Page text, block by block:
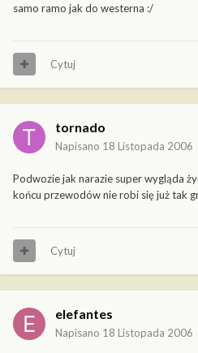
samo ramo jak do westerna :/
Cytuj
tornado
Napisano 18 Listopada 2006
Podwozie jak narazie super wygląda
końcu przewodów nie robi się już tak
Cytuj
elefantes
Napisano 18 Listopada 2006